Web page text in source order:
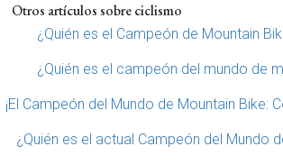
Otros artículos sobre ciclismo
¿Quién es el Campeón de Mountain
¿Quién es el campeón del mundo de
¡El Campeón del Mundo de Mountain Bike:
¿Quién es el actual Campeón del Mundo